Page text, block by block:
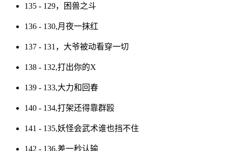
135 - 129，困兽之斗
136 - 130,月夜一抹红
137 - 131，大爷被动看穿一切
138 - 132,打出你的X
139 - 133,大力和回春
140 - 134,打架还得靠群殴
141 - 135,妖怪会武术谁也挡不住
142 - 136,差一秒认输